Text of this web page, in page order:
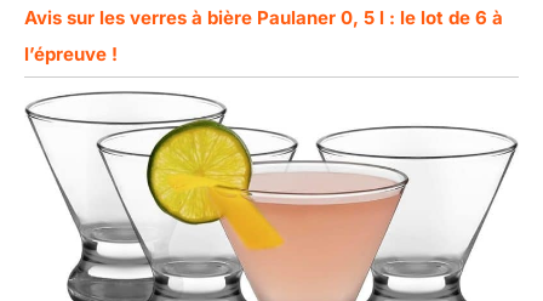
Avis sur les verres à bière Paulaner 0, 5 l : le lot de 6 à
l’épreuve !